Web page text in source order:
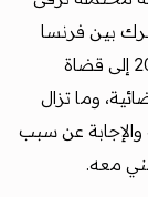
بين فرنسا
وأيرلندا وأوكرانيا عن إحالة القضية في أبريل 2024 إلى قضاة
وما تزال
عن سبب
معه.